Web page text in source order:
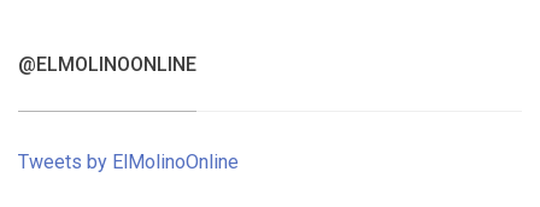
@ELMOLINOONLINE
Tweets by ElMolinoOnline